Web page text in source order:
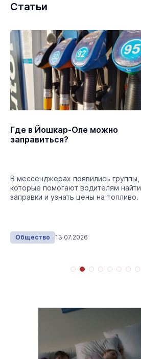
Статьи
Где в Йошкар-Оле можно
заправиться?
В мессенджерах появились группы,
которые помогают водителям найти
заправки и узнать цены на топливо.
Общество 13.07.2026